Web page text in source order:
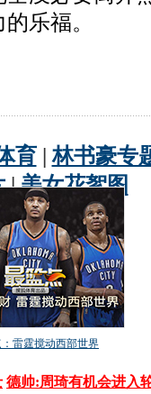
乐福。